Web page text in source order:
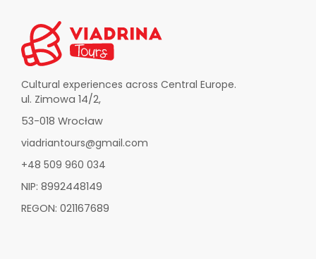
Cultural experiences across Central Europe.
ul. Zimowa 14/2,
53-018 Wrocław
viadriantours@gmail.com
+48 509 960 034
NIP: 8992448149
REGON: 021167689